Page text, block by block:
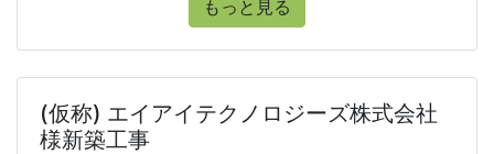
もっと見る
(仮称) エイアイテクノロジーズ株式会社
様新築工事